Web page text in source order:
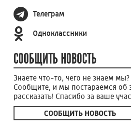
Телеграм
Одноклассники
СООБЩИТЬ НОВОСТЬ
Знаете что-то, чего не знаем мы?
Сообщите, и мы постараемся об
рассказать! Спасибо за ваше
СООБЩИТЬ НОВОСТЬ